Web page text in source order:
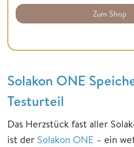
Zum Shop
Solakon ONE
Testurteil
Das Herzstück fast aller
ist der Solakon ONE – ein